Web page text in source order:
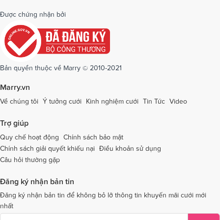
Dịch vụ cưới tại Quảng Bình
Dịch vụ cưới tại Quảng Ngãi
Dịch vụ cưới tại Quảng Ninh
Dịch vụ cưới tại Sóc Trăng Dịch vụ cưới tại Sơn La
Dịch vụ cưới tại Thái Bình Dịch vụ cưới tại Thanh Hóa
Dịch vụ cưới tại Thừa Thiên - Huế
Dịch vụ cưới tại An Giang Dịch vụ cưới tại Trà Vinh
Dịch vụ cưới tại Tuyên Quang Dịch vụ cưới tại Vĩnh Long
Dịch vụ cưới tại Bà Rịa - Vũng TàuDịch vụ cưới tại Bắc Giang
Dịch vụ cưới tại Bắc Kạn
Được chứng nhận bởi
Bản quyền thuộc về Marry © 2010-2021
Marry.vn
Về chúng tôi Ý tưởng cưới Kinh nghiệm cưới Tin Tức Video
Trợ giúp
Quy chế hoạt động
Chính sách bảo mật
Chính sách giải quyết khiếu nại Điều khoản sử dụng
Câu hỏi thường gặp
Đăng ký nhận bản tin
Đăng ký nhận bản tin để không bỏ lỡ thông tin khuyến mãi cưới mới
nhất